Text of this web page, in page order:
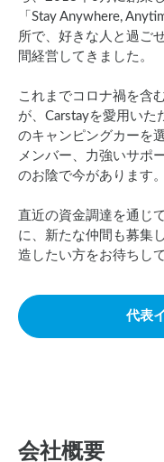
「Stay Anywhere,
所で、好きな人と過ご
間経営してきました。
これまでコロナ禍を含
が、Carstayを愛用いた
のキャンピングカーを
メンバー、力強いサポ
のお陰で今があります。
直近の資金調達を通じ
に、新たな仲間も募集
造したい方をお待ちし
代表
会社概要